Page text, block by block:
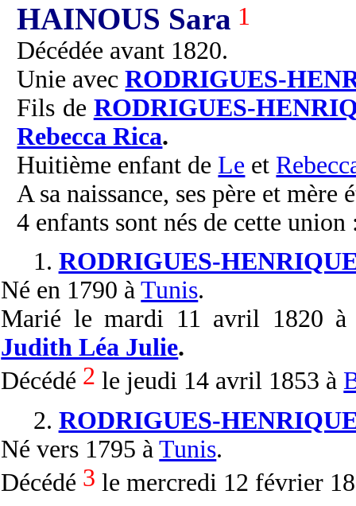
HAINOUS Sara 1
Décédée avant 1820.
Unie avecRODRIGUES-
Fils de RODRIGUES-
Rebecca Rica.
Huitième enfant de Le et
A sa naissance, ses père et
4 enfants sont nés de cette union
1. RODRIGUES-
Né en 1790 àTunis.
Marié le mardi 11 avril 1820
Judith Léa Julie.
Décédé 2 le jeudi 14 avril 1853 à
2. RODRIGUES-
Né vers 1795 àTunis.
Décédé 3 le mercredi 12 février